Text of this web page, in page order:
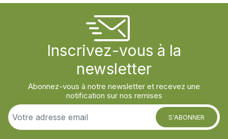
Inscrivez-vous à la
newsletter
Abonnez-vous à notre newsletter et recevez une
notification sur nos remises
S'ABONNER